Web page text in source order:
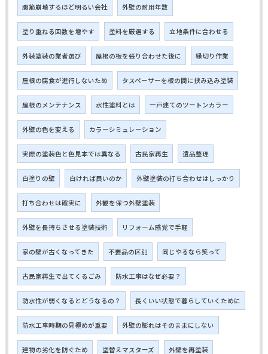
腹筋崩壊するほど明るい会社 外壁の耐用年数
塗り重ねる回数を増やす 塗料を厳選する 立地条件に合わせる
外装塗装の業者選び 屋根の板を張り合わせた後に 縁切り作業
屋根の腐食が進行しないため タスペーサーを板の間に挟み込み塗装
屋根のメンテナンス 水性塗料とは 一戸建てのツートンカラー
外壁の色を変える カラーシミュレーション
実際の塗装色と色見本では異なる 古民家再生 遺品整理
白塗りの壁 白ければ良いのか 外壁塗装の打ち合わせはしっかり
打ち合わせは確実に 外観を保つ外壁塗装
外壁を長持ちさせる塗装技術 リフォーム感覚で手軽
家の壁が古くなってきた 不要品の区別 同じやるなら笑って
古民家再生で出てくるごみ 防水工事はなぜ必要？
防水性が弱くなるとどうなるの？ 長くいい状態で暮らしていくために
防水工事時期の見極めが重要 外壁の膨れはそのままにしない
建物の劣化を防ぐため 塗替えマスターズ 外壁を再塗装